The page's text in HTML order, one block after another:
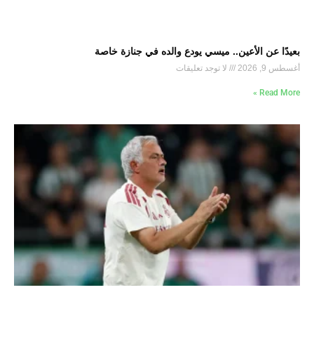
بعيدًا عن الأعين.. ميسي يودع والده في جنازة خاصة
أغسطس 9, 2026 لا توجد تعليقات
Read More »